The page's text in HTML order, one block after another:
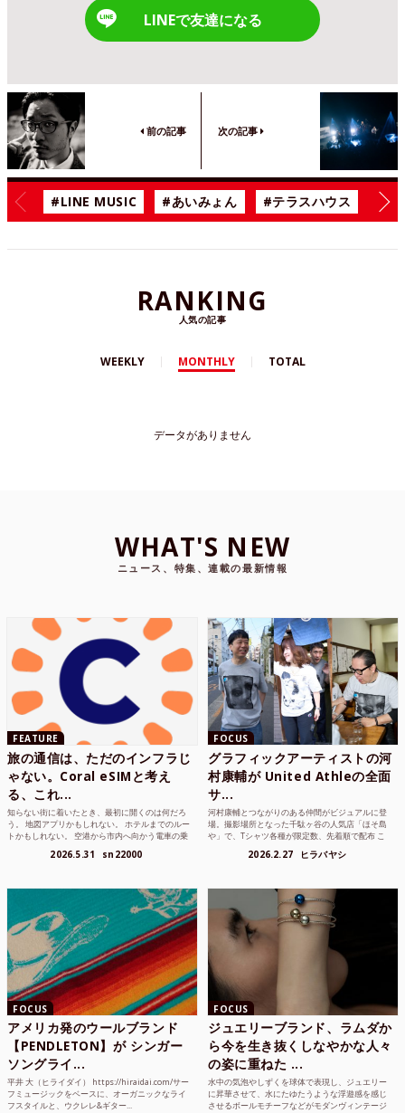
LINEで友達になる
前の記事 次の記事
#LINE MUSIC #あいみょん #テラスハウス #
RANKING
人気の記事
WEEKLY MONTHLY TOTAL
データがありません
WHAT'S NEW
ニュース、特集、連載の最新情報
FEATURE
旅の通信は、ただのインフラじ
ゃない。Coral eSIMと考え
る、これ...
知らない街に着いたとき、最初に開くのは何だろ
う。 地図アプリかもしれない。 ホテルまでのルー
トかもしれない。 空港から市内へ向かう電車の乗
2026.5.31 sn22000
FOCUS
グラフィックアーティストの河
村康輔が United Athleの全面
サ...
河村康輔とつながりのある仲間がビジュアルに登
場。撮影場所となった千駄ヶ谷の人気店「ほそ島
や」で、Tシャツ各種が限定数、先着順で配布 こ
2026.2.27 ヒラバヤシ
FOCUS
アメリカ発のウールブランド
【PENDLETON】が シンガー
ソングライ...
平井 大（ヒライダイ） https://hiraidai.com/サー
フミュージックをベースに、オーガニックなライ
フスタイルと、ウクレレ&ギター...
FOCUS
ジュエリーブランド、ラムダか
ら今を生き抜くしなやかな人々
の姿に重ねた ...
水中の気泡やしずくを球体で表現し、ジュエリー
に昇華させて、水にたゆたうような浮遊感を感じ
させるボールモチーフなどがモダンヴィンテージ